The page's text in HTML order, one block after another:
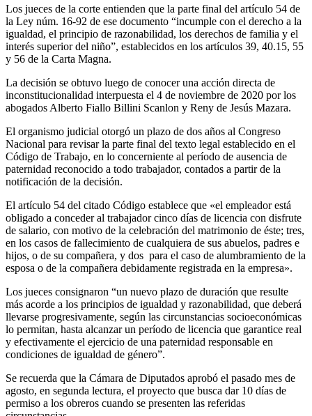
Los jueces de la corte entienden que la parte final del artículo 54 de
la Ley núm. 16-92 de ese documento “incumple con el derecho a la
igualdad, el principio de razonabilidad, los derechos de familia y el
interés superior del niño”, establecidos en los artículos 39, 40.15, 55
y 56 de la Carta Magna.
La decisión se obtuvo luego de conocer una acción directa de
inconstitucionalidad interpuesta el 4 de noviembre de 2020 por los
abogados Alberto Fiallo Billini Scanlon y Reny de Jesús Mazara.
El organismo judicial otorgó un plazo de dos años al Congreso
Nacional para revisar la parte final del texto legal establecido en el
Código de Trabajo, en lo concerniente al período de ausencia de
paternidad reconocido a todo trabajador, contados a partir de la
notificación de la decisión.
El artículo 54 del citado Código establece que «el empleador está
obligado a conceder al trabajador cinco días de licencia con disfrute
de salario, con motivo de la celebración del matrimonio de éste; tres,
en los casos de fallecimiento de cualquiera de sus abuelos, padres e
hijos, o de su compañera, y dos para el caso de alumbramiento de la
esposa o de la compañera debidamente registrada en la empresa».
Los jueces consignaron “un nuevo plazo de duración que resulte
más acorde a los principios de igualdad y razonabilidad, que deberá
llevarse progresivamente, según las circunstancias socioeconómicas
lo permitan, hasta alcanzar un período de licencia que garantice real
y efectivamente el ejercicio de una paternidad responsable en
condiciones de igualdad de género”.
Se recuerda que la Cámara de Diputados aprobó el pasado mes de
agosto, en segunda lectura, el proyecto que busca dar 10 días de
permiso a los obreros cuando se presenten las referidas